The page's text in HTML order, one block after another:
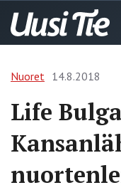
Nuoret 14.8.2018
Life